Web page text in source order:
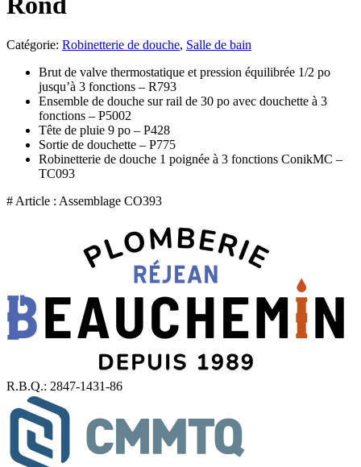
Catégorie: Robinetterie de douche, Salle de bain
Brut de valve thermostatique et pression équilibrée 1/2­ po
jusqu’à 3 fonctions – R793
Ensemble de douche sur rail de 30 po avec douchette à 3
fonctions – P5002
Tête de pluie 9 po – P428
Sortie de douchette – P775
Robinetterie de douche 1 poignée à 3 fonctions ConikMC –
TC093
# Article : Assemblage CO393
R.B.Q.: 2847-1431-86